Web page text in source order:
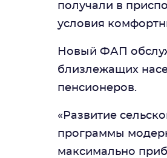
получали в
условия
Новый ФАП
близлежащих
пенсионеров.
«Развитие
программы
максимально